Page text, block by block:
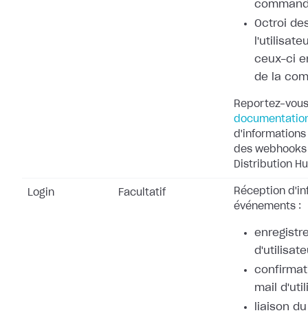
Octroi
ceux-ci
de la
Reportez-
des
Distribution
Login Facultatif
Réception
événements :
mail
liaison